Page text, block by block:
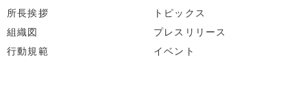
所長挨拶
組織図
行動規範
トピックス
プレスリリース
イベント